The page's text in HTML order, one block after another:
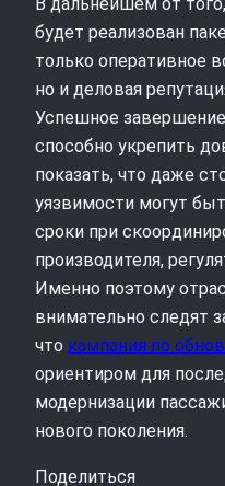
будет реализован
только оперативное
но и деловая
Успешное
способно укрепить
показать, что даже
уязвимости могут
сроки при
производителя,
Именно поэтому
внимательно следят
что кампания по
ориентиром для
модернизации
нового поколения.
Поделиться